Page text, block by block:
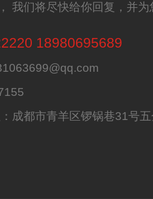
我们将尽快给你回复，并
18980695689
成都市青羊区锣锅巷31号